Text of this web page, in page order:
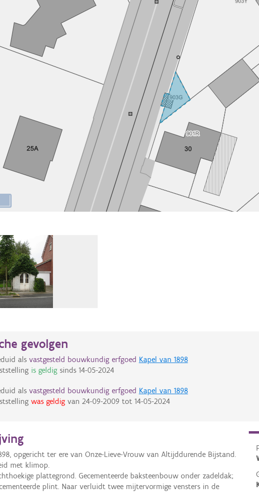
gevolgen
als vastgesteld bouwkundig erfgoed Kapel van 1898
is geldigsinds 14-05-2024
als vastgesteld bouwkundig erfgoed Kapel van 1898
was geldigvan 24-09-2009 tot 14-05-2024
opgericht ter ere van Onze-Lieve-Vrouw van Altijddurende Bijstand.
met klimop.
plattegrond. Gecementeerde baksteenbouw onder zadeldak;
plint. Naar verluidt twee mijtervormige vensters in de